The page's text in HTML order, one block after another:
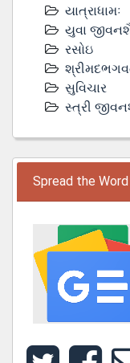
યાત્રાધામઃ
યુવા
રસોઇ
સુવિચાર
સ્ત્રી
Spread the